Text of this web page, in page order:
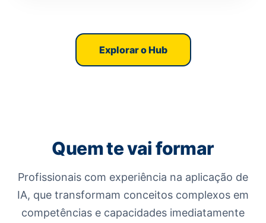
Explorar o Hub
Quem te vai formar
Profissionais com experiência na aplicação de
IA, que transformam conceitos complexos em
competências e capacidades imediatamente